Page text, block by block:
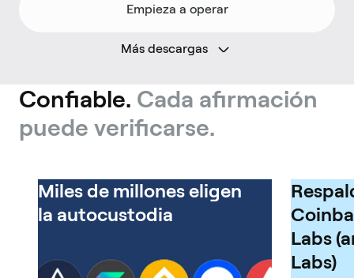
Empieza a operar
Más descargas
Confiable. Cada afirmación
puede verificarse.
Miles de millones eligen
la autocustodia
Labs
Labs)